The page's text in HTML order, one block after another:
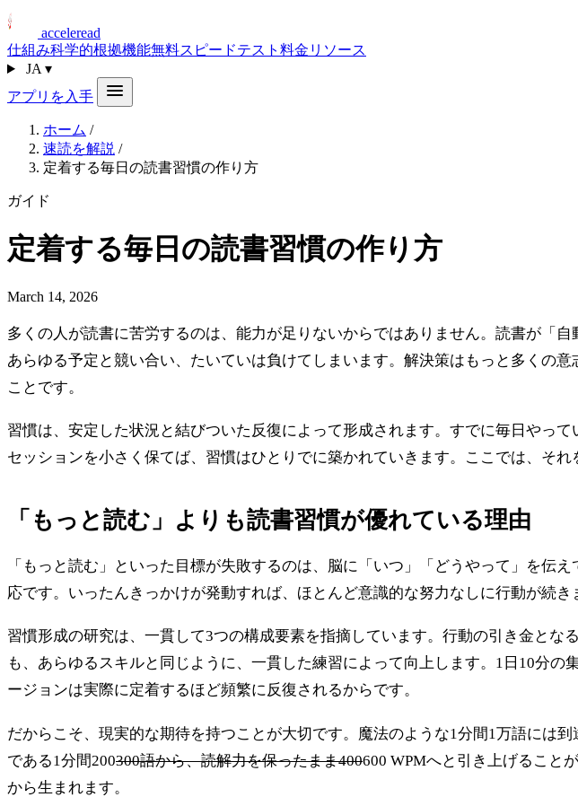
acceleread
仕組み科学的根拠機能無料スピードテスト 料金 リソース
JA ▾
アプリを入手
ホーム /
速読を解説 /
定着する毎日の読書習慣の作り方
ガイド
定着する毎日の読書習慣の作り方
March 14, 2026
多くの人が読書に苦労するのは、能力が足りないからではありません。読書が「
あらゆる予定と競い合い、たいていは負けてしまいます。解決策はもっと多くの
ことです。
習慣は、安定した状況と結びついた反復によって形成されます。すでに毎日やっ
セッションを小さく保てば、習慣はひとりでに築かれていきます。ここでは、それ
「もっと読む」よりも読書習慣が優れている理由
「もっと読む」といった目標が失敗するのは、脳に「いつ」「どうやって」を伝
応です。いったんきっかけが発動すれば、ほとんど意識的な努力なしに行動が続き
習慣形成の研究は、一貫して3つの構成要素を指摘しています。行動の引き金と
も、あらゆるスキルと同じように、一貫した練習によって向上します。1日10分
ージョンは実際に定着するほど頻繁に反復されるからです。
だからこそ、現実的な期待を持つことが大切です。魔法のような1分間1万語には
である1分間200300語から、読解力を保ったまま400600 WPMへと引き上げること
から生まれます。